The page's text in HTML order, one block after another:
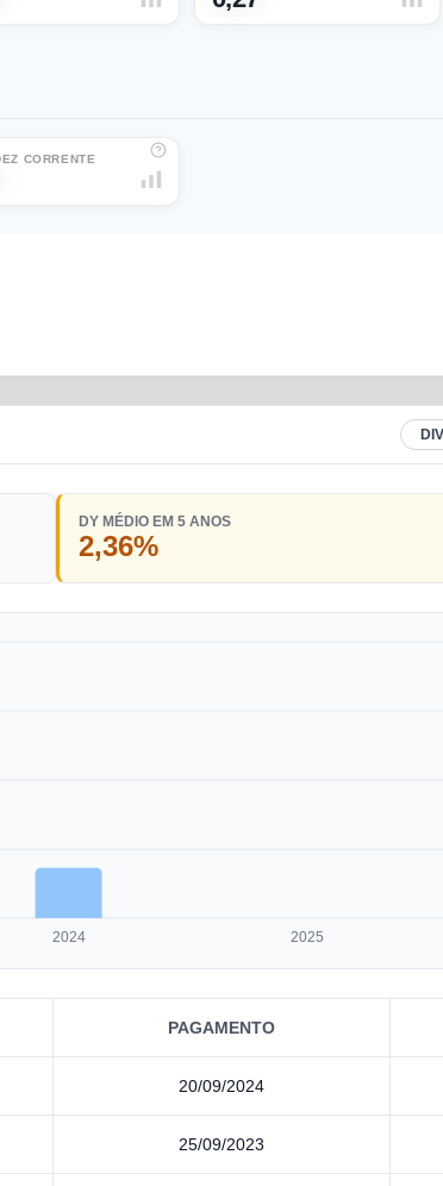
CORRENTE
DY MÉDIO EM 5 ANOS
2,36%
2024 2025
PAGAMENTO
20/09/2024
25/09/2023